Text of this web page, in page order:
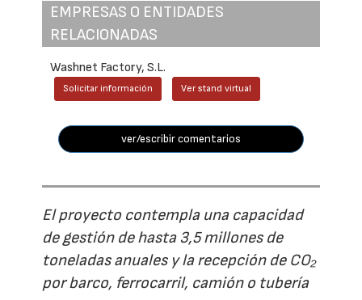
EMPRESAS O ENTIDADES
RELACIONADAS
Washnet Factory, S.L.
Solicitar información Ver stand virtual
ver/escribir comentarios
El proyecto contempla una capacidad
de gestión de hasta 3,5 millones de
toneladas anuales y la recepción de CO₂
por barco, ferrocarril, camión o tubería